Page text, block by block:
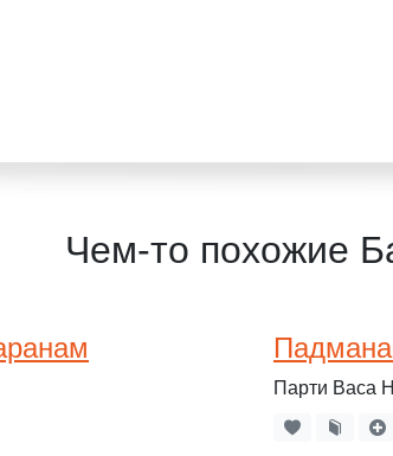
Чем-то похожие
Парти Васа